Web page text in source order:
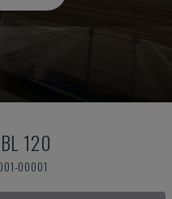
120
00001